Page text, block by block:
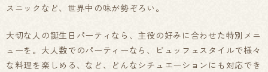
スニックなど、世界中の味が勢ぞろい。
大切な人の誕生日パーティなら、主役の好みに合わせた特別メニ
ューを。大人数でのパーティーなら、ビュッフェスタイルで様々
な料理を楽しめる、など、どんなシチュエーションにも対応でき